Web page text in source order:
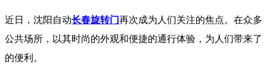
近日，沈阳自动长春旋转门再次成为人们关注的焦点。在众多
公共场所，以其时尚的外观和便捷的通行体验，为人们带来了
的便利。